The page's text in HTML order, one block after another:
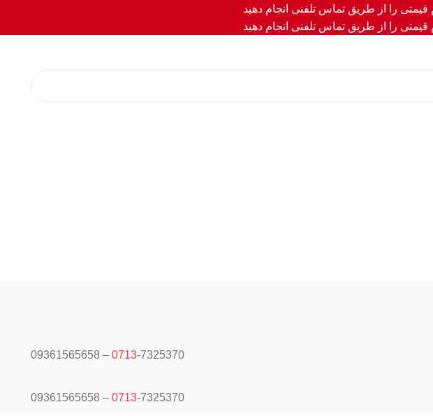
قیمتی را از طریق تماس تلفنی انجام دهید
قیمتی را از طریق تماس تلفنی انجام دهید
0713-7325370 – 09361565658
0713-7325370 – 09361565658